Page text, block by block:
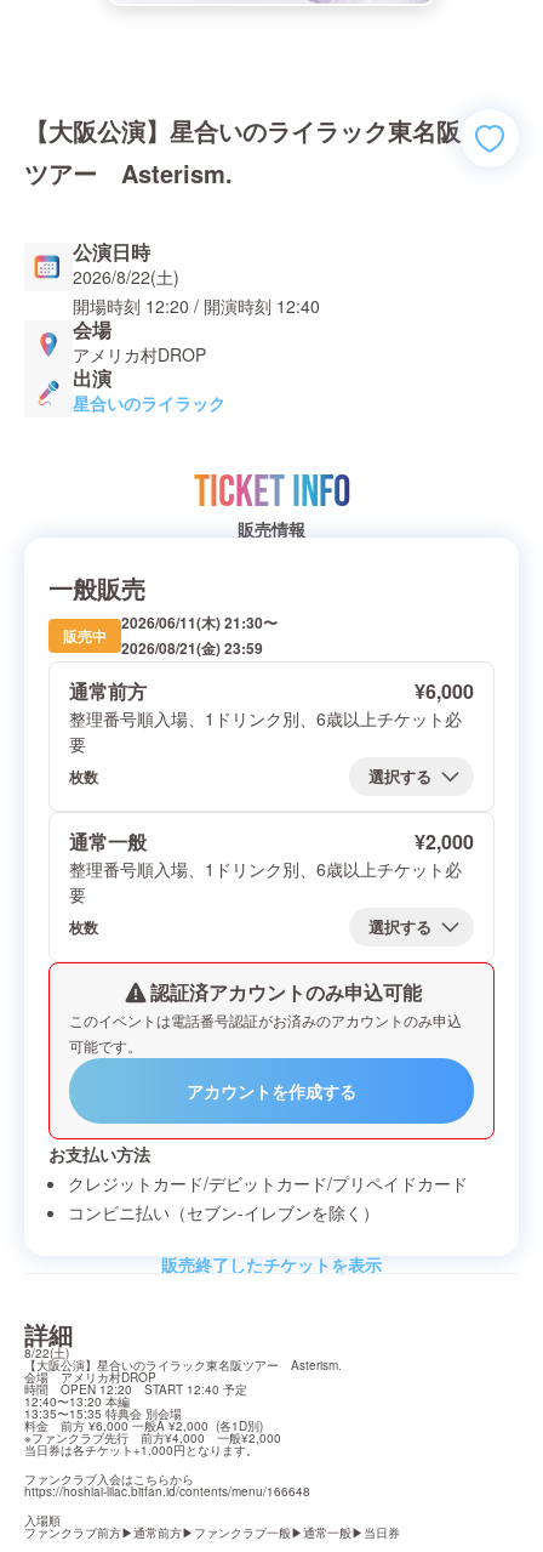
【大阪公演】星合いのライラック東名阪
ツアー Asterism.
公演日時
2026/8/22(土)
開場時刻 12:20 / 開演時刻 12:40
会場
アメリカ村DROP
出演
星合いのライラック
TICKET INFO
販売情報
一般販売
販売中
2026/06/11(木) 21:30〜
2026/08/21(金) 23:59
通常前方 ¥6,000
整理番号順入場、1ドリンク別、6歳以上チケット必
要
枚数
通常一般 ¥2,000
整理番号順入場、1ドリンク別、6歳以上チケット必
要
枚数
認証済アカウントのみ申込可能
このイベントは電話番号認証がお済みのアカウントのみ申込
可能です。
アカウントを作成する
お支払い方法
クレジットカード/デビットカード/プリペイドカード
コンビニ払い（セブン-イレブンを除く）
販売終了したチケットを表示
詳細
8/22(土)
【大阪公演】星合いのライラック東名阪ツアー　Asterism.
会場　アメリカ村DROP
時間　OPEN 12:20　START 12:40 予定
12:40〜13:20 本編
13:35〜15:35 特典会 別会場
料金　前方 ¥6,000 一般A ¥2,000  (各1D別)
※ファンクラブ先行　前方¥4,000　一般¥2,000
当日券は各チケット+1,000円となります。
https://hoshiai-lilac.bitfan.id/contents/menu/166648
入場順
ファンクラブ前方▶︎通常前方▶︎ファンクラブ一般▶︎通常一般▶︎当日券